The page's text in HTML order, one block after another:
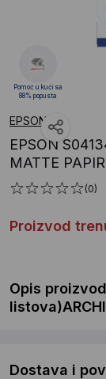
EPSON
EPSON
MATTE PAPIR
(0)
Proizvod
Pomoć u kući sa
88% popusta
Opis
Dostava i